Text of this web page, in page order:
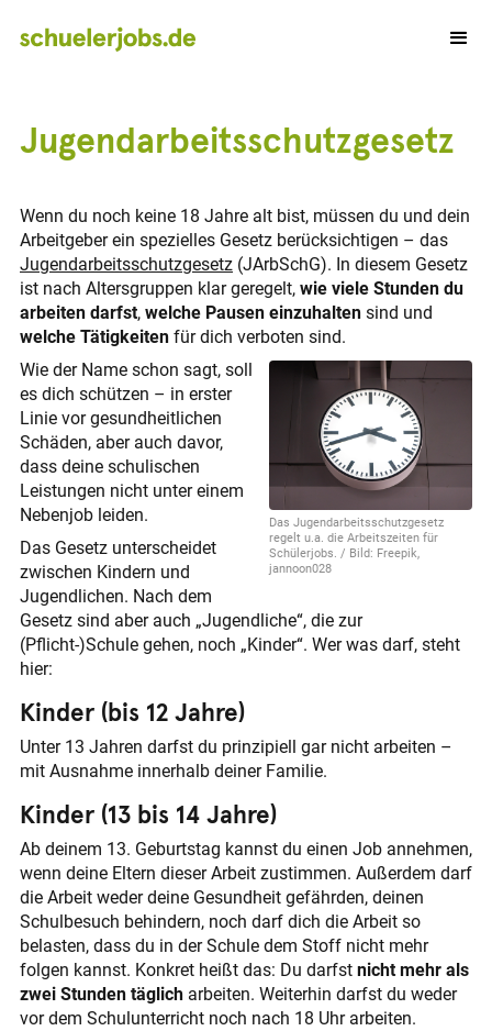
Jugend­arbeits­schutz­gesetz
Wenn du noch keine 18 Jahre alt bist, müssen du und dein
Arbeitgeber ein spezielles Gesetz berücksichtigen – das
Jugendarbeits­schutz­gesetz (JArbSchG). In diesem Gesetz
ist nach Altersgruppen klar geregelt, wie viele Stunden du
arbeiten darfst, welche Pausen einzuhalten sind und
welche Tätigkeiten für dich verboten sind.
Das Jugendarbeits­schutz­gesetz
regelt u.a. die Arbeitszeiten für
Schülerjobs. / Bild: Freepik,
jannoon028
Wie der Name schon sagt, soll
es dich schützen – in erster
Linie vor gesundheitlichen
Schäden, aber auch davor,
dass deine schulischen
Leistungen nicht unter einem
Nebenjob leiden.
Das Gesetz unterscheidet
zwischen Kindern und
Jugendlichen. Nach dem
Gesetz sind aber auch „Jugendliche“, die zur
(Pflicht-)Schule gehen, noch „Kinder“. Wer was darf, steht
hier:
Kinder (bis 12 Jahre)
Unter 13 Jahren darfst du prinzipiell gar nicht arbeiten –
mit Ausnahme innerhalb deiner Familie.
Kinder (13 bis 14 Jahre)
Ab deinem 13. Geburtstag kannst du einen Job annehmen,
wenn deine Eltern dieser Arbeit zustimmen. Außerdem darf
die Arbeit weder deine Gesundheit gefährden, deinen
Schulbesuch behindern, noch darf dich die Arbeit so
belasten, dass du in der Schule dem Stoff nicht mehr
folgen kannst. Konkret heißt das: Du darfst nicht mehr als
zwei Stunden täglich arbeiten. Weiterhin darfst du weder
vor dem Schulunterricht noch nach 18 Uhr arbeiten.